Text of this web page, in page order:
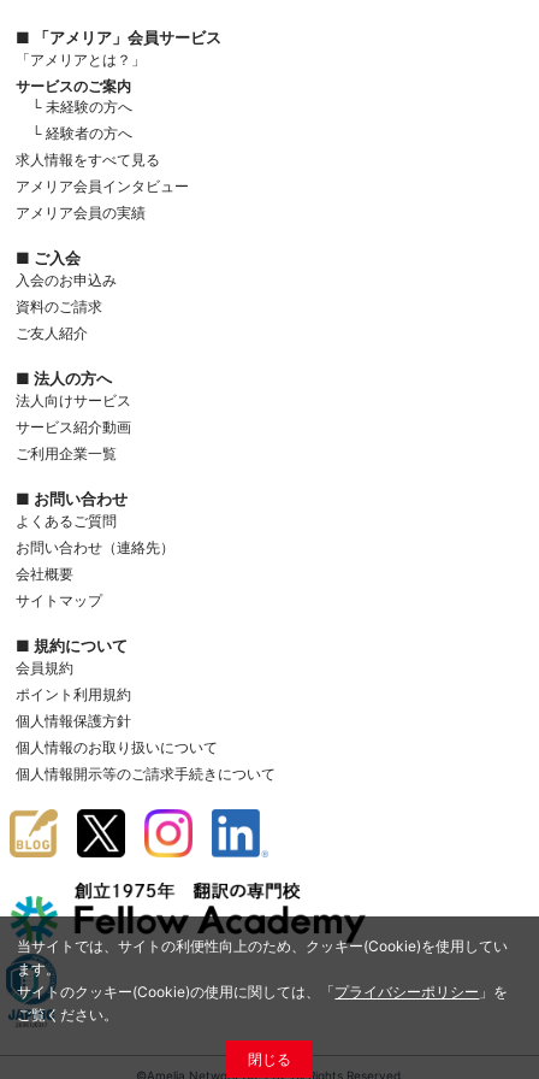
当サイトでは、サイトの利便性向上のため、クッキー(Cookie)を使用してい
ます。
サイトのクッキー(Cookie)の使用に関しては、「プライバシーポリシー 」を
ご覧ください。
閉じる
■ 「アメリア」会員サービス
「アメリアとは？」
サービスのご案内
└ 未経験の方へ
└ 経験者の方へ
求人情報をすべて見る
アメリア会員インタビュー
アメリア会員の実績
■ ご入会
入会のお申込み
資料のご請求
ご友人紹介
■ 法人の方へ
法人向けサービス
サービス紹介動画
ご利用企業一覧
■ お問い合わせ
よくあるご質問
お問い合わせ（連絡先）
会社概要
サイトマップ
■ 規約について
会員規約
ポイント利用規約
個人情報保護方針
個人情報のお取り扱いについて
個人情報開示等のご請求手続きについて
©Amelia Network Co.,Ltd. All Rights Reserved.